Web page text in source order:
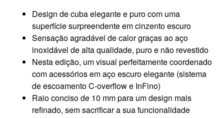
Design de cuba elegante e puro com uma
superfície surpreendente em cinzento escuro
Sensação agradável de calor graças ao aço
inoxidável de alta qualidade, puro e não revestido
Nesta edição, um visual perfeitamente coordenado
com acessórios em aço escuro elegante (sistema
de escoamento C-overflow e InFino)​
Raio conciso de 10 mm para um design mais
refinado, sem sacrificar a sua funcionalidade